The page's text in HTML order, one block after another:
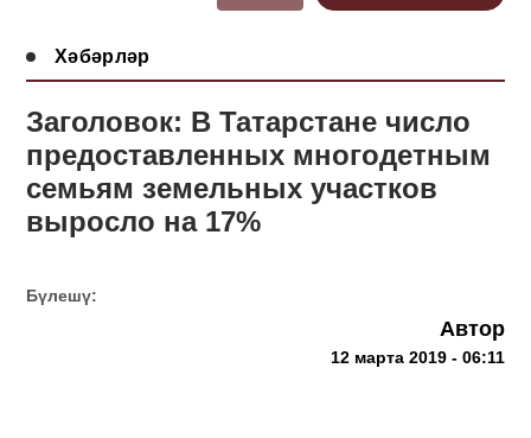
Хәбәрләр
Заголовок: В Татарстане число
предоставленных многодетным
семьям земельных участков
выросло на 17%
Бүлешү:
Автор
12 марта 2019 - 06:11